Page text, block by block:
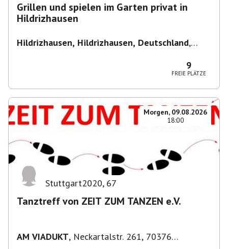
Grillen und spielen im Garten privat in
Hildrizhausen
Hildrizhausen, Hildrizhausen, Deutschland,
9
FREIE PLÄTZE
Morgen, 09.08.2026
18:00
Stuttgart2020, 67
Tanztreff von ZEIT ZUM TANZEN e.V.
AM VIADUKT, Neckartalstr. 261, 70376